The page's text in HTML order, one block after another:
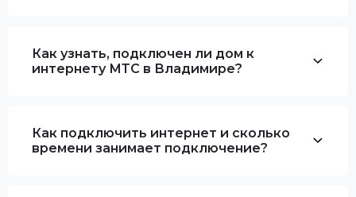
Как узнать, подключен ли дом к
интернету МТС в Владимире?
Как подключить интернет и сколько
времени занимает подключение?